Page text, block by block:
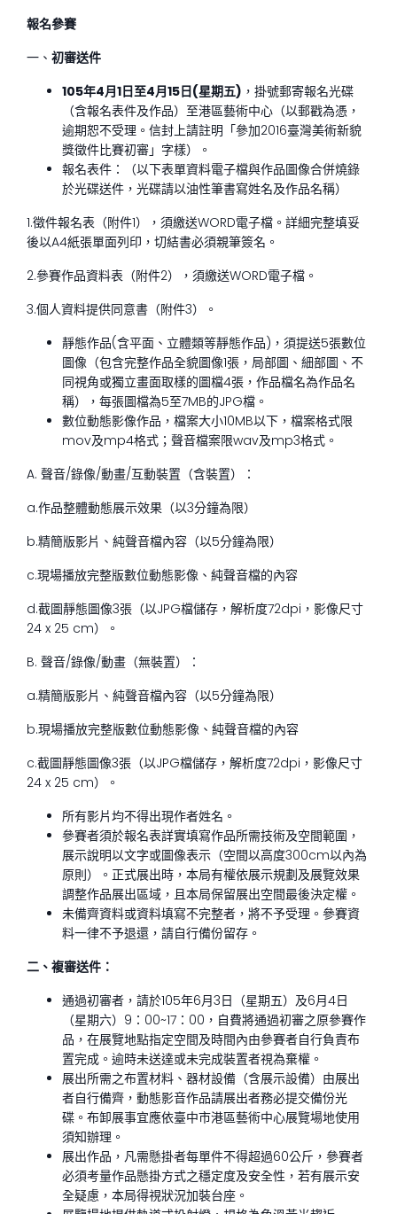
報名參賽
一、 初審送件
105年4月1日至4月15日(星期五) ，掛號郵寄報名光碟
（含報名表件及作品）至港區藝術中心（以郵戳為憑，
逾期恕不受理。信封上請註明「參加2016臺灣美術新貌
獎徵件比賽初審」字樣）。
報名表件：（以下表單資料電子檔與作品圖像合併燒錄
於光碟送件，光碟請以油性筆書寫姓名及作品名稱）
1.徵件報名表（附件1），須繳送WORD電子檔。詳細完整填妥
後以A4紙張單面列印，切結書必須親筆簽名。
2.參賽作品資料表（附件2），須繳送WORD電子檔。
3.個人資料提供同意書（附件3）。
靜態作品(含平面、立體類等靜態作品)，須提送5張數位
圖像（包含完整作品全貌圖像1張，局部圖、細部圖、不
同視角或獨立畫面取樣的圖檔4張，作品檔名為作品名
稱），每張圖檔為5至7MB的JPG檔。
數位動態影像作品，檔案大小10MB以下，檔案格式限
mov及mp4格式；聲音檔案限wav及mp3格式。
A. 聲音/錄像/動畫/互動裝置（含裝置）：
a.作品整體動態展示效果（以3分鐘為限）
b.精簡版影片、純聲音檔內容（以5分鐘為限）
c.現場播放完整版數位動態影像、純聲音檔的內容
d.截圖靜態圖像3張（以JPG檔儲存，解析度72dpi，影像尺寸
24 x 25 cm）。
B. 聲音/錄像/動畫（無裝置）：
a.精簡版影片、純聲音檔內容（以5分鐘為限）
b.現場播放完整版數位動態影像、純聲音檔的內容
c.截圖靜態圖像3張（以JPG檔儲存，解析度72dpi，影像尺寸
24 x 25 cm）。
所有影片均不得出現作者姓名。
參賽者須於報名表詳實填寫作品所需技術及空間範圍，
展示說明以文字或圖像表示（空間以高度300cm以內為
原則）。正式展出時，本局有權依展示規劃及展覽效果
調整作品展出區域，且本局保留展出空間最後決定權。
未備齊資料或資料填寫不完整者，將不予受理。參賽資
料一律不予退還，請自行備份留存。
二、複審送件：
通過初審者，請於105年6月3日（星期五）及6月4日
（星期六）9：00~17：00，自費將通過初審之原參賽作
品，在展覽地點指定空間及時間內由參賽者自行負責布
置完成。逾時未送達或未完成裝置者視為棄權。
展出所需之布置材料、器材設備（含展示設備）由展出
者自行備齊，動態影音作品請展出者務必提交備份光
碟。布卸展事宜應依臺中市港區藝術中心展覽場地使用
須知辦理。
展出作品，凡需懸掛者每單件不得超過60公斤，參賽者
必須考量作品懸掛方式之穩定度及安全性，若有展示安
全疑慮，本局得視狀況加裝台座。